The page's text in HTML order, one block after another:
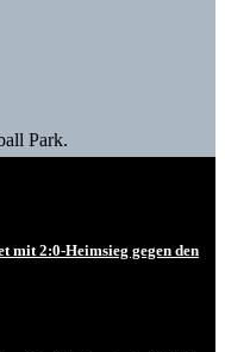
Park.
mit 2:0-Heimsieg gegen den